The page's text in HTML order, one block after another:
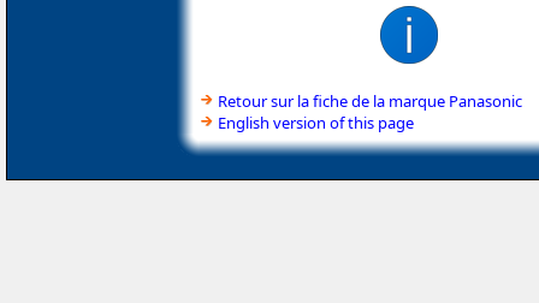
Retour sur la fiche de la marque Panasonic
English version of this page